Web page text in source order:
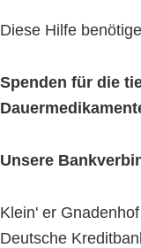
Diese Hilfe
Spenden für die
Unsere
Klein' er Gnadenhof
Deutsche